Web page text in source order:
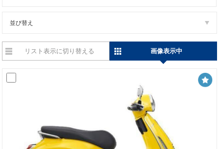
並び替え
リスト表示に切り替える 画像表示中